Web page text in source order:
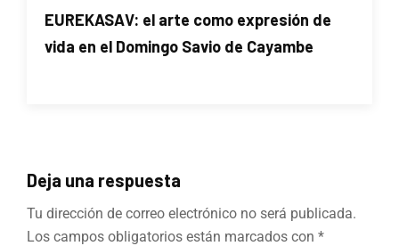
EUREKASAV: el arte como expresión de
vida en el Domingo Savio de Cayambe
Deja una respuesta
Tu dirección de correo electrónico no será publicada.
Los campos obligatorios están marcados con *